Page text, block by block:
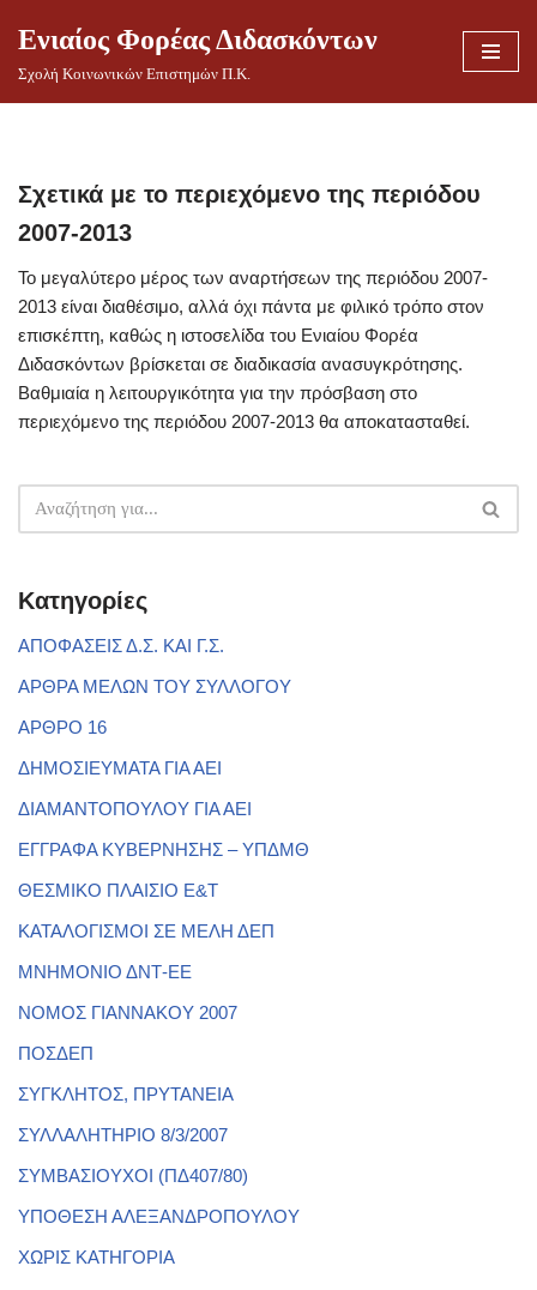
Μεταπηδήστε
Ενιαίος Φορέας Διδασκόντων
Σχολή Κοινωνικών Επιστημών Π.Κ.
Σχετικά με το περιεχόμενο της περιόδου
2007-2013
Το μεγαλύτερο μέρος των αναρτήσεων της περιόδου 2007-
2013 είναι διαθέσιμο, αλλά όχι πάντα με φιλικό τρόπο στον
επισκέπτη, καθώς η ιστοσελίδα του Ενιαίου Φορέα
Διδασκόντων βρίσκεται σε διαδικασία ανασυγκρότησης.
Βαθμιαία η λειτουργικότητα για την πρόσβαση στο
περιεχόμενο της περιόδου 2007-2013 θα αποκατασταθεί.
Kατηγορίες
ΑΠΟΦΑΣΕΙΣ Δ.Σ. ΚΑΙ Γ.Σ.
ΑΡΘΡΑ ΜΕΛΩΝ ΤΟΥ ΣΥΛΛΟΓΟΥ
ΑΡΘΡΟ 16
ΔΗΜΟΣΙΕΥΜΑΤΑ ΓΙΑ ΑΕΙ
ΔΙΑΜΑΝΤΟΠΟΥΛΟΥ ΓΙΑ ΑΕΙ
ΕΓΓΡΑΦΑ ΚΥΒΕΡΝΗΣΗΣ – ΥΠΔΜΘ
ΘΕΣΜΙΚΟ ΠΛΑΙΣΙΟ Ε&Τ
ΚΑΤΑΛΟΓΙΣΜΟΙ ΣΕ ΜΕΛΗ ΔΕΠ
ΜΝΗΜΟΝΙΟ ΔΝΤ-ΕΕ
ΝΟΜΟΣ ΓΙΑΝΝΑΚΟΥ 2007
ΠΟΣΔΕΠ
ΣΥΓΚΛΗΤΟΣ, ΠΡΥΤΑΝΕΙΑ
ΣΥΛΛΑΛΗΤΗΡΙΟ 8/3/2007
ΣΥΜΒΑΣΙΟΥΧΟΙ (ΠΔ407/80)
ΥΠΟΘΕΣΗ ΑΛΕΞΑΝΔΡΟΠΟΥΛΟΥ
ΧΩΡΙΣ ΚΑΤΗΓΟΡΙΑ